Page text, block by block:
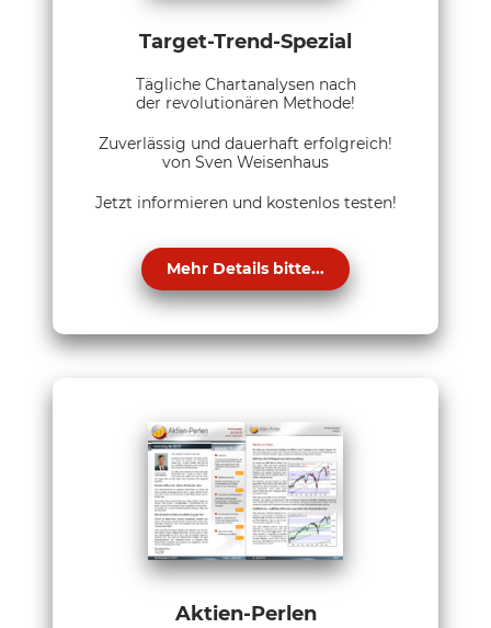
Target-Trend-Spezial
Tägliche Chartanalysen nach
der revolutionären Methode!
Zuverlässig und dauerhaft erfolgreich!
von Sven Weisenhaus
Jetzt informieren und kostenlos testen!
Mehr Details bitte...
Aktien-Perlen